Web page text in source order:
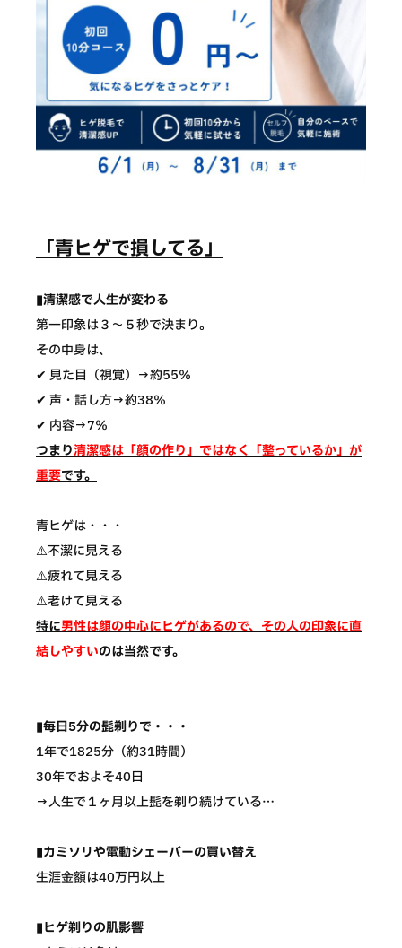
「青ヒゲで損してる」
▮清潔感で人生が変わる
第一印象は３〜５秒で決まり。
その中身は、
✔ 見た目（視覚）→約55％
✔ 声・話し方→約38％
✔ 内容→7％
つまり清潔感は「顔の作り」ではなく「整っているか」が
重要です。
青ヒゲは・・・
⚠️不潔に見える
⚠️疲れて見える
⚠️老けて見える
特に男性は顔の中心にヒゲがあるので、その人の印象に直
結しやすいのは当然です。
▮毎日5分の髭剃りで・・・
1年で1825分（約31時間）
30年でおよそ40日
→人生で１ヶ月以上髭を剃り続けている…
▮カミソリや電動シェーバーの買い替え
生涯金額は40万円以上
▮ヒゲ剃りの肌影響